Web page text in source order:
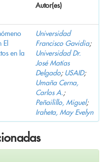
Autor(es)
en la
Universidad
Francisco Gavidia;
Universidad Dr.
José Matías
Delgado; USAID;
Umaña Cerna,
Carlos A.;
Peñailillo, Miguel;
Iraheta, May Evelyn